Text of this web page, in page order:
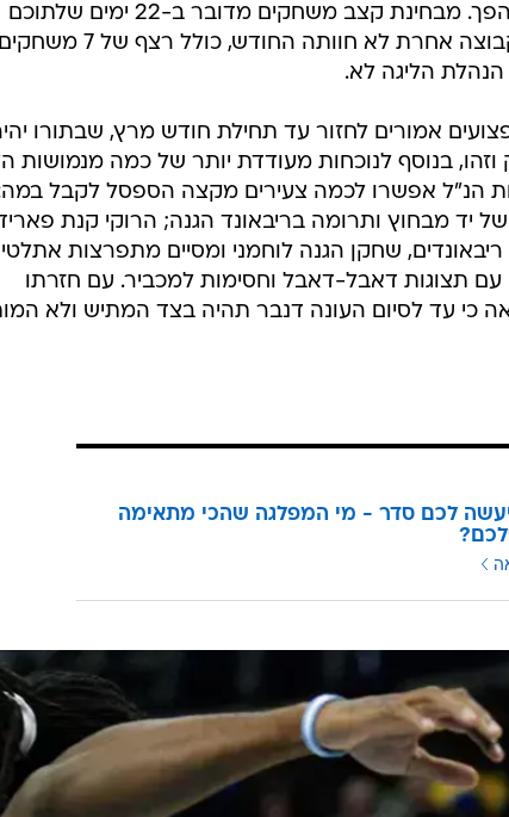
משחק בית מיד לאחר משחק חוץ, או להפך. מבחינת קצב משחקים מדובר ב-22 ימים שלתוכם
נדחסו 14 משחקים, עומס שכמוהו אף קבוצה אחרת לא חוותה החודש, כולל רצף של 7
הליגה לא.
אמורים לחזור עד תחילת חודש מרץ, שבתורו
בנוסף לנוכחות מעודדת יותר של כמה מנמושות
הנ"ל אפשרו לכמה צעירים מקצה הספסל לקבל
יד מבחוץ ותרומה בריבאונד הגנה; הרוקי קנת
שחקן הגנה לוחמני ומסיים מתפרצות
תצוגות דאבל-דאבל וחסימות למכביר. עם חזרתו
כי עד לסיום העונה דנבר תהיה בצד המתיש ולא
לכם סדר - מי המפלגה שהכי מתאימה